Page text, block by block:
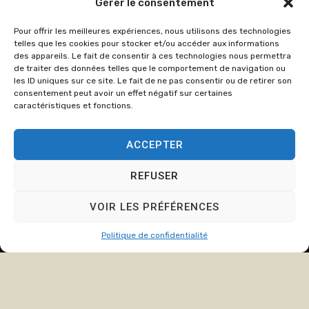
Gérer le consentement
Pour offrir les meilleures expériences, nous utilisons des technologies
telles que les cookies pour stocker et/ou accéder aux informations
des appareils. Le fait de consentir à ces technologies nous permettra
de traiter des données telles que le comportement de navigation ou
les ID uniques sur ce site. Le fait de ne pas consentir ou de retirer son
consentement peut avoir un effet négatif sur certaines
caractéristiques et fonctions.
ACCEPTER
REFUSER
VOIR LES PRÉFÉRENCES
Politique de confidentialité
Du lundi au
jeudi : de
8h00 à 12h15
17h00.